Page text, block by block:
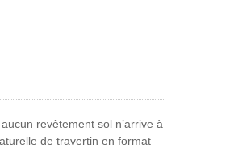
revêtement sol n’arrive à
de travertin en format